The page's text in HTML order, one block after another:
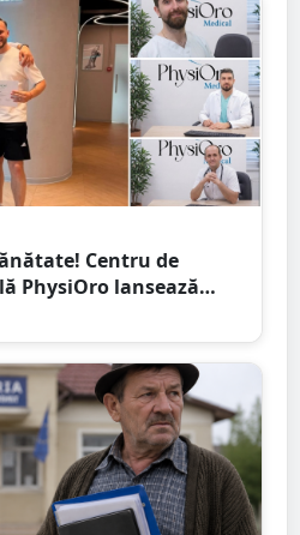
Centru de
PhysiOro lansează